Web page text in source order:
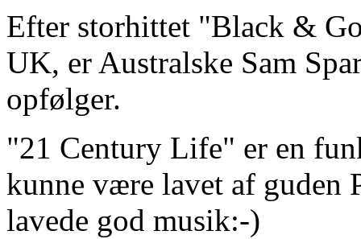
Efter storhittet "Black &
UK, er Australske Sam
opfølger.
"21 Century Life" er en
kunne være lavet af guden
lavede god musik:-)